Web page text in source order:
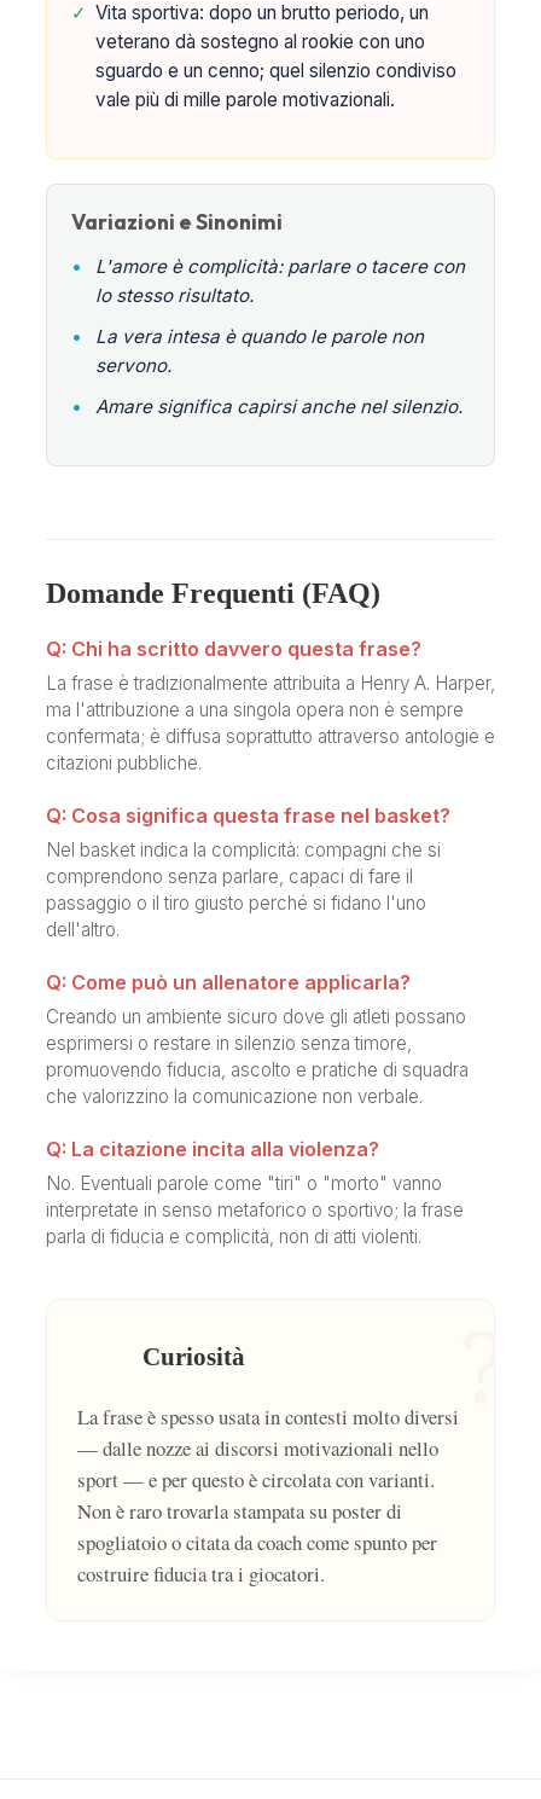
✓ Vita sportiva: dopo un brutto periodo, un
veterano dà sostegno al rookie con uno
sguardo e un cenno; quel silenzio condiviso
vale più di mille parole motivazionali.
Variazioni e Sinonimi
•
L'amore è complicità: parlare o tacere con
lo stesso risultato.
•
La vera intesa è quando le parole non
servono.
•
Amare significa capirsi anche nel silenzio.
Domande Frequenti (FAQ)
Q: Chi ha scritto davvero questa frase?
La frase è tradizionalmente attribuita a Henry A. Harper,
ma l'attribuzione a una singola opera non è sempre
confermata; è diffusa soprattutto attraverso antologie e
citazioni pubbliche.
Q: Cosa significa questa frase nel basket?
Nel basket indica la complicità: compagni che si
comprendono senza parlare, capaci di fare il
passaggio o il tiro giusto perché si fidano l'uno
dell'altro.
Q: Come può un allenatore applicarla?
Creando un ambiente sicuro dove gli atleti possano
esprimersi o restare in silenzio senza timore,
promuovendo fiducia, ascolto e pratiche di squadra
che valorizzino la comunicazione non verbale.
Q: La citazione incita alla violenza?
No. Eventuali parole come "tiri" o "morto" vanno
interpretate in senso metaforico o sportivo; la frase
parla di fiducia e complicità, non di atti violenti.
Curiosità
La frase è spesso usata in contesti molto diversi
— dalle nozze ai discorsi motivazionali nello
sport — e per questo è circolata con varianti.
Non è raro trovarla stampata su poster di
spogliatoio o citata da coach come spunto per
costruire fiducia tra i giocatori.